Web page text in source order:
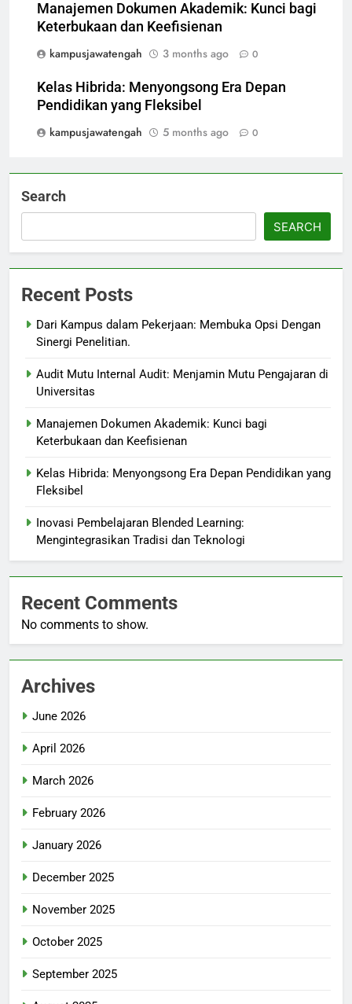
Manajemen Dokumen Akademik: Kunci bagi
Keterbukaan dan Keefisienan
kampusjawatengah
3 months ago 0
Kelas Hibrida: Menyongsong Era Depan
Pendidikan yang Fleksibel
kampusjawatengah
5 months ago 0
Search
SEARCH
Recent Posts
Dari Kampus dalam Pekerjaan: Membuka Opsi Dengan
Sinergi Penelitian.
Audit Mutu Internal Audit: Menjamin Mutu Pengajaran di
Universitas
Manajemen Dokumen Akademik: Kunci bagi
Keterbukaan dan Keefisienan
Kelas Hibrida: Menyongsong Era Depan Pendidikan yang
Fleksibel
Inovasi Pembelajaran Blended Learning:
Mengintegrasikan Tradisi dan Teknologi
Recent Comments
No comments to show.
Archives
June 2026
April 2026
March 2026
February 2026
January 2026
December 2025
November 2025
October 2025
September 2025